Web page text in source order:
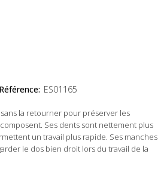
Référence: ES01165
la retourner pour préserver les
Ses dents sont nettement plus
un travail plus rapide. Ses manches
le dos bien droit lors du travail de la